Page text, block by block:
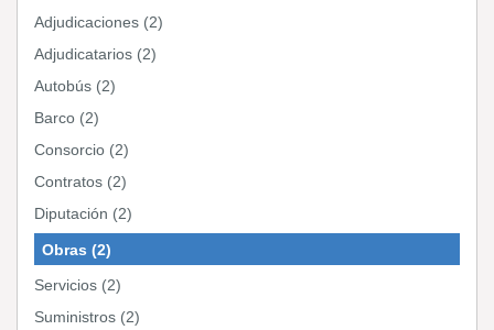
Adjudicaciones (2)
Adjudicatarios (2)
Autobús (2)
Barco (2)
Consorcio (2)
Contratos (2)
Diputación (2)
Obras (2)
Servicios (2)
Suministros (2)